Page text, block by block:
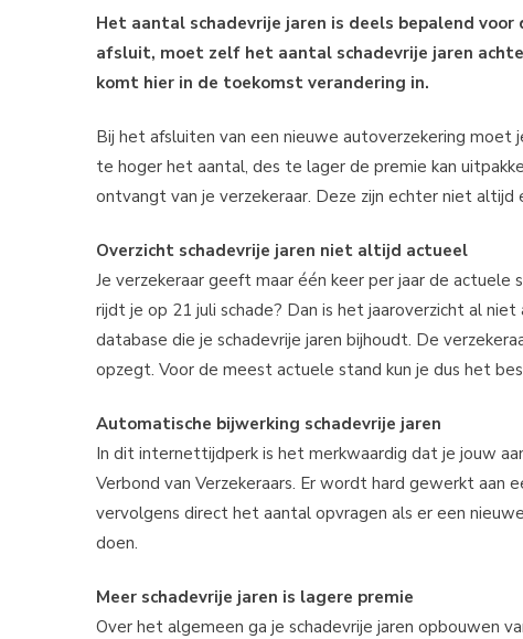
Het aantal schadevrije jaren is deels bepalend
afsluit, moet zelf het aantal schadevrije jaren
komt hier in de toekomst verandering in.
Bij het afsluiten van een nieuwe autoverzekering moet
te hoger het aantal, des te lager de premie kan
ontvangt van je verzekeraar. Deze zijn echter niet
Overzicht schadevrije jaren niet altijd actueel
Je verzekeraar geeft maar één keer per jaar de
rijdt je op 21 juli schade? Dan is het jaaroverzicht al
database die je schadevrije jaren bijhoudt. De
opzegt. Voor de meest actuele stand kun je dus het
Automatische bijwerking schadevrije jaren
In dit internettijdperk is het merkwaardig dat je jouw
Verbond van Verzekeraars. Er wordt hard gewerkt aan
vervolgens direct het aantal opvragen als er een
doen.
Meer schadevrije jaren is lagere premie
Over het algemeen ga je schadevrije jaren opbouwen